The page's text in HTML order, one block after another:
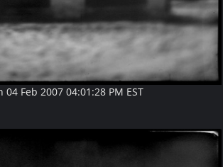
04 Feb 2007 04:01:28 PM EST